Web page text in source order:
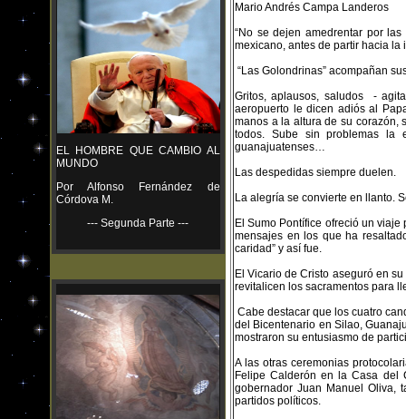
EL HOMBRE QUE CAMBIO AL
MUNDO
Por Alfonso Fernández de
Córdova M.
--- Segunda Parte ---
Mario Andrés Campa Landeros
“No se dejen amedrentar por
mexicano, antes de partir hacia
“Las Golondrinas” acompañan
Gritos, aplausos, saludos -
aeropuerto le dicen adiós al
manos a la altura de su corazón,
todos. Sube sin problemas
guanajuatenses…
Las despedidas siempre duelen.
La alegría se convierte en llanto.
El Sumo Pontífice ofreció un
mensajes en los que ha
caridad” y así fue.
El Vicario de Cristo aseguró en
revitalicen los sacramentos para
Cabe destacar que los cuatro
del Bicentenario en Silao,
mostraron su entusiasmo de
A las otras ceremonias
Felipe Calderón en la Casa del
gobernador Juan Manuel Oliva,
partidos políticos.